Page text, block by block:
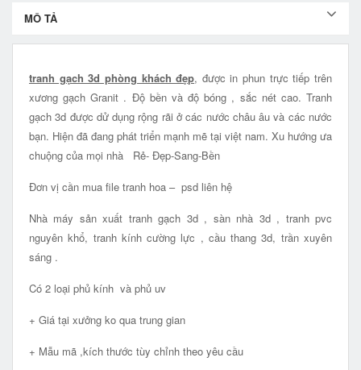
MÔ TẢ
tranh gạch 3d phòng khách đẹp, được in phun trực tiếp trên
xương gạch Granit . Độ bền và độ bóng , sắc nét cao. Tranh
gạch 3d được dử dụng rộng rãi ở các nước châu âu và các nước
bạn. Hiện đã đang phát triển mạnh mẽ tại việt nam. Xu hướng ưa
chuộng của mọi nhà Rẻ- Đẹp-Sang-Bền
Đơn vị cần mua file tranh hoa – psd liên hệ
Nhà máy sản xuất tranh gạch 3d , sàn nhà 3d , tranh pvc
nguyên khổ, tranh kính cường lực , cầu thang 3d, trần xuyên
sáng .
Có 2 loại phủ kính và phủ uv
+ Giá tại xưởng ko qua trung gian
+ Mẫu mã ,kích thước tùy chỉnh theo yêu cầu